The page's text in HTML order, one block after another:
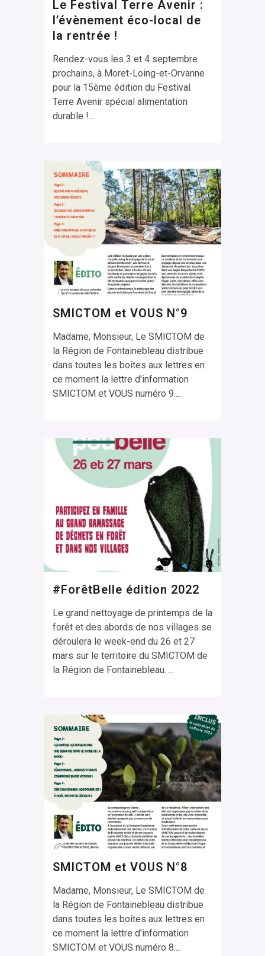
Le Festival Terre Avenir :
l’évènement éco-local de
la rentrée !
Rendez-vous les 3 et 4 septembre
prochains, à Moret-Loing-et-Orvanne
pour la 15ème édition du Festival
Terre Avenir spécial alimentation
durable !...
SMICTOM et VOUS N°9
Madame, Monsieur, Le SMICTOM de
la Région de Fontainebleau distribue
dans toutes les boîtes aux lettres en
ce moment la lettre d'information
SMICTOM et VOUS numéro 9....
#ForêtBelle édition 2022
Le grand nettoyage de printemps de la
forêt et des abords de nos villages se
déroulera le week-end du 26 et 27
mars sur le territoire du SMICTOM de
la Région de Fontainebleau. ...
SMICTOM et VOUS N°8
Madame, Monsieur, Le SMICTOM de
la Région de Fontainebleau distribue
dans toutes les boîtes aux lettres en
ce moment la lettre d'information
SMICTOM et VOUS numéro 8....